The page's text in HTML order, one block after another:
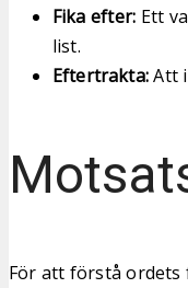
Fika efter: Ett
list.
Eftertrakta:Att
För att förstå ordets